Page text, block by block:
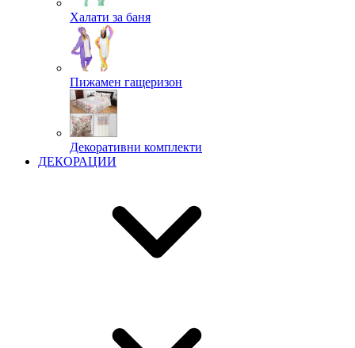
Халати за баня
Пижамен гащеризон
Декоративни комплекти
ДЕКОРАЦИИ